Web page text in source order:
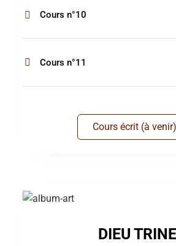
Cours n°10
Cours n°11
Cours écrit (à venir)
DIEU TRINE